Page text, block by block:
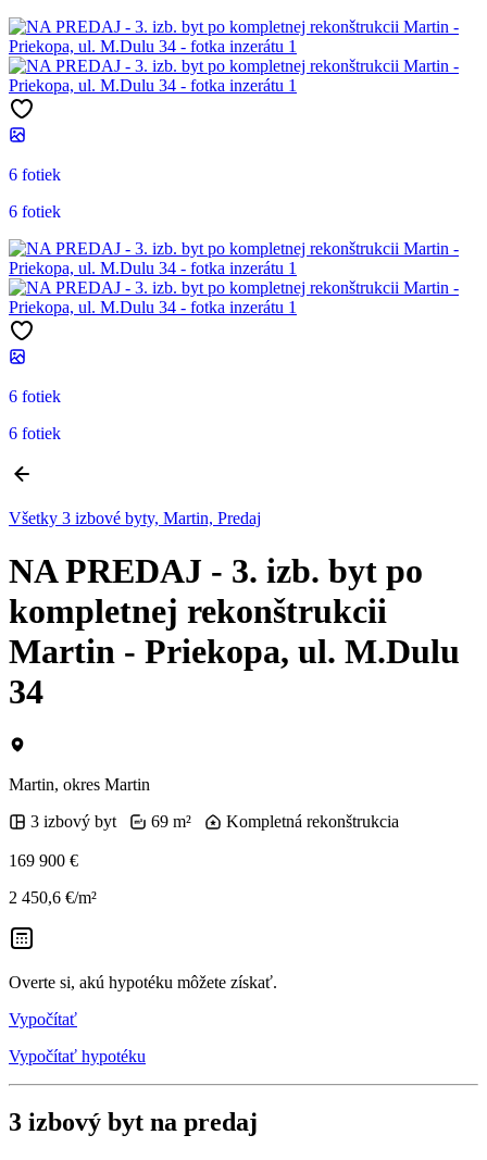
6 fotiek
6 fotiek
6 fotiek
6 fotiek
Všetky 3 izbové byty, Martin, Predaj
NA PREDAJ - 3. izb. byt po
kompletnej rekonštrukcii
Martin - Priekopa, ul. M.Dulu
34
Martin, okres Martin
3 izbový byt
69 m² Kompletná rekonštrukcia
169 900 €
2 450,6 €/m²
Overte si, akú hypotéku môžete získať.
Vypočítať
Vypočítať hypotéku
3 izbový byt na predaj